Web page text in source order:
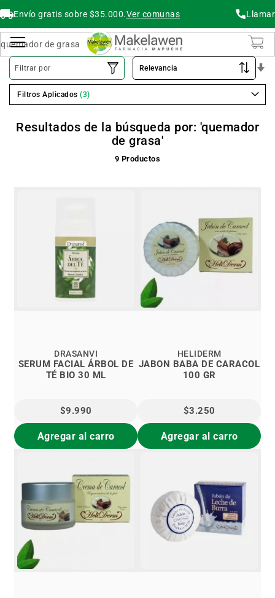
Envío gratis sobre $35.000.Ver comunas Llamar
Resultados de la búsqueda por: 'quemador
de grasa'
9 Productos
SERUM FACIAL ÁRBOL DE
TÉ BIO 30 ML
DRASANVI
$9.990
Agregar al carro
JABON BABA DE CARACOL
100 GR
HELIDERM
$3.250
Agregar al carro
Filtrar por
Filtros Aplicados